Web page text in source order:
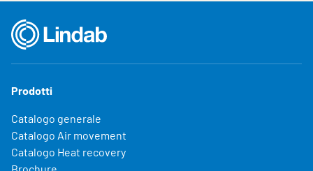
Prodotti
Catalogo generale
Catalogo Air movement
Catalogo Heat recovery